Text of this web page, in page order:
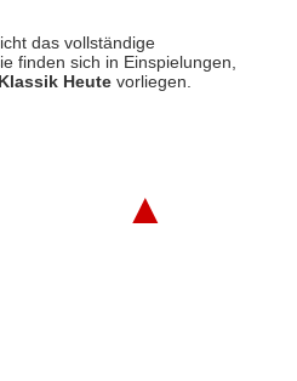
das vollständige
finden sich in Einspielungen,
Klassik Heutevorliegen.
▲